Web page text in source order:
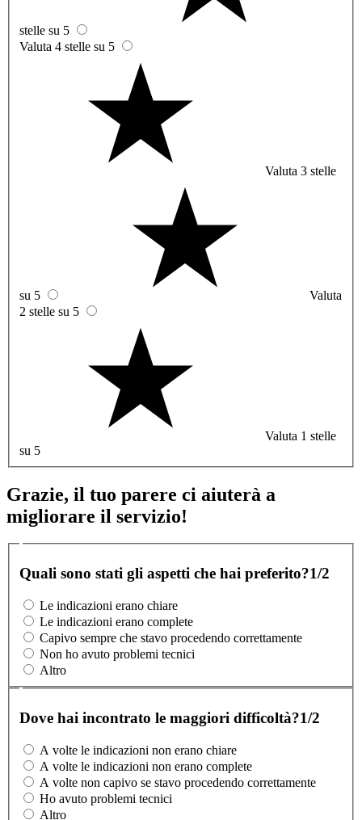
stelle su 5
Valuta 4 stelle su 5
Valuta 3 stelle
su 5
Valuta
2 stelle su 5
Valuta 1 stelle
su 5
Grazie, il tuo parere ci aiuterà a
migliorare il servizio!
Quali sono stati gli aspetti che hai preferito?1/2
Le indicazioni erano chiare
Le indicazioni erano complete
Capivo sempre che stavo procedendo correttamente
Non ho avuto problemi tecnici
Altro
Dove hai incontrato le maggiori difficoltà?1/2
A volte le indicazioni non erano chiare
A volte le indicazioni non erano complete
A volte non capivo se stavo procedendo correttamente
Ho avuto problemi tecnici
Altro